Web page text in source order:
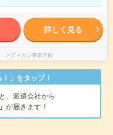
詳しく見る
メディカル事業本部
」をタップ！
、派遣会社から
が届きます！